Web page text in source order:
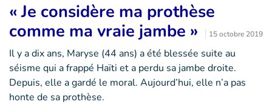
« Je considère ma prothèse
comme ma vraie jambe »
15 octobre 2019
Il y a dix ans, Maryse (44 ans) a été blessée suite au
séisme qui a frappé Haïti et a perdu sa jambe droite.
Depuis, elle a gardé le moral. Aujourd’hui, elle n’a pas
honte de sa prothèse.